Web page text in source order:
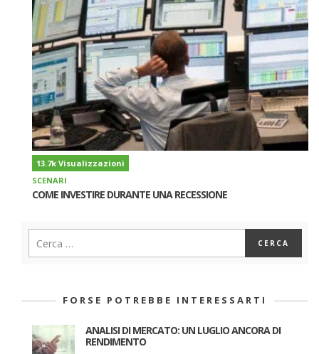
13.7k Visualizzazioni
SCENARI
COME INVESTIRE DURANTE UNA RECESSIONE
FORSE POTREBBE INTERESSARTI
ANALISI DI MERCATO: UN LUGLIO ANCORA DI
RENDIMENTO